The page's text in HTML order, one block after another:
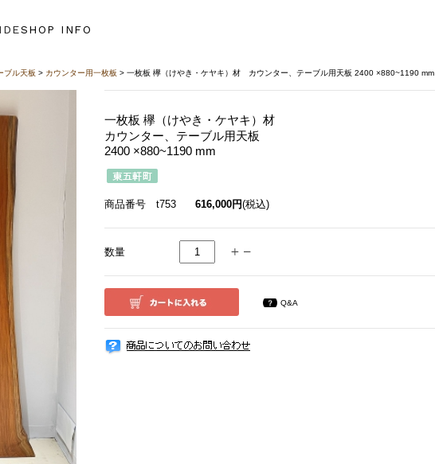
SHOP INFO
ブル天板 > カウンター用一枚板 > 一枚板 欅（けやき・ケヤキ）材 カウンター、テーブル用天板 2400 ×880~1190 mm
一枚板 欅（けやき・ケヤキ）材
カウンター、テーブル用天板
2400 ×880~1190 mm
商品番号 t753 616,000円(税込)
数量
Q&A